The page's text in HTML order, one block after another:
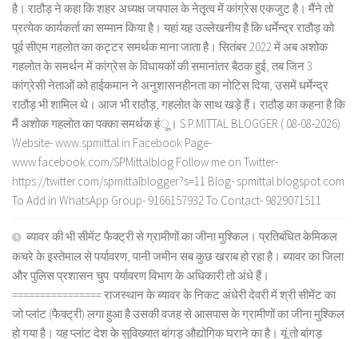
है। राठौड़ ने कहा कि शहर अध्यक्ष जयपाल के नेतृत्व में कांग्रेस एकजुट है। मैंने तो
प्रत्येक कार्यकर्ता का सम्मान किया है। यहां यह उल्लेखनीय है कि धर्मेन्द्र राठौड़ को
पूर्व सीएम गहलोत का कट्टर समर्थक माना जाता है। सितंबर 2022 में अब अशोक
गहलोत के समर्थन में कांग्रेस के विधायकों की समानांतर बैठक हुई, तब जिन 3
कांग्रेसी नेताओं को हाईकमान ने अनुशासनहीनता का नोटिस दिया, उसमें धर्मेन्द्र
राठौड़ भी शामिल थे। आज भी राठौड़, गहलोत के साथ खड़े हैं। राठौड़ का कहना है कि
मैं अशोक गहलोत का पक्का समर्थक हंू। S.P.MITTAL BLOGGER ( 08-08-2026)
Website- www.spmittal.in Facebook Page-
www.facebook.com/SPMittalblog Follow me on Twitter-
https://twitter.com/spmittalblogger?s=11 Blog- spmittal.blogspot.com
To Add in WhatsApp Group- 9166157932 To Contact- 9829071511
ब्यावर की भी सीमेंट फैक्ट्री से ग्रामीणों का जीना मुश्किल। प्रतिबंधित केमिकल
कचरे के इस्तेमाल से पर्यावरण, पानी जमीन सब कुछ खराब हो रहा है। ब्यावर का जिला
और पुलिस प्रशासन चुप: पर्यावरण विभाग के अधिकारी तो अंधे हैं।
================ राजस्थान के ब्यावर के निकट अंधेरी देवरी में श्री सीमेंट का
जो प्लांट (फैक्ट्री) लगा हुआ है उसकी वजह से आसपास के ग्रामीणों का जीना मुश्किल
हो गया है। यह प्लांट देश के सुविख्यात बांगड़ औद्योगिक घराने का है। यूं तो बांगड़